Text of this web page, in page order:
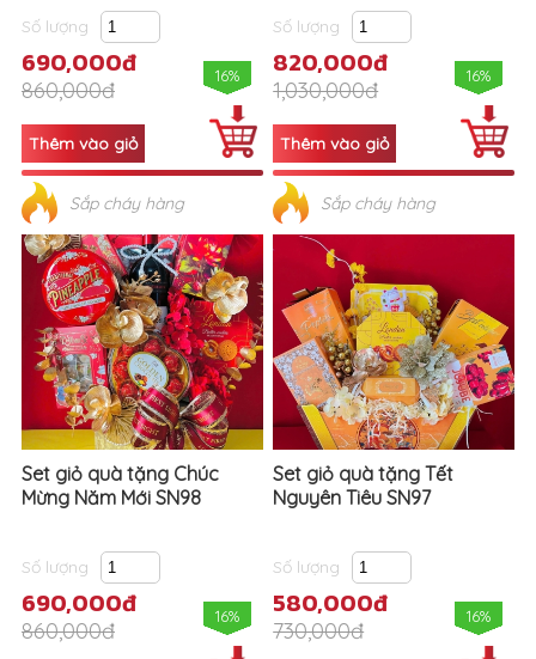
Số lượng
690,000đ
860,000đ
16%
Sắp cháy hàng
Số lượng
820,000đ
1,030,000đ
16%
Sắp cháy hàng
Set giỏ quà tặng Chúc
Mừng Năm Mới SN98
Số lượng
690,000đ
860,000đ
16%
Set giỏ quà tặng Tết
Nguyên Tiêu SN97
Số lượng
580,000đ
730,000đ
16%